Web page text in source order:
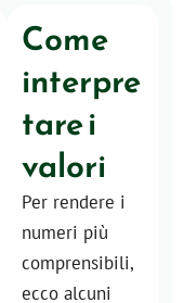
Come
interpre
tare i
valori
Per rendere i
numeri più
comprensibili,
ecco alcuni